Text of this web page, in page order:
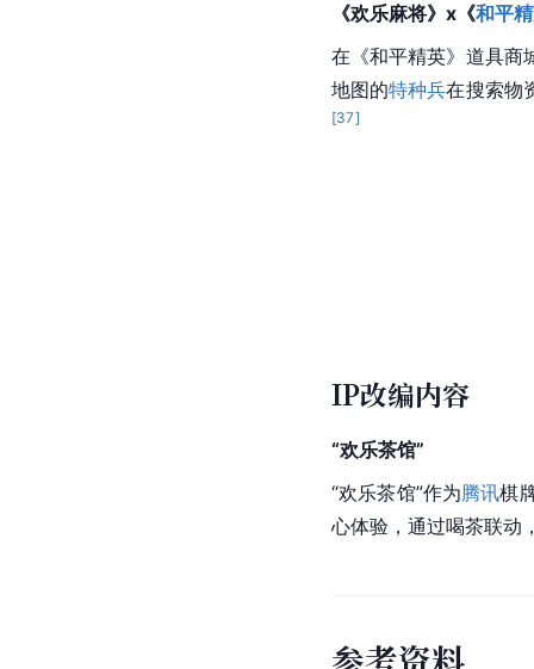
《欢乐麻将》x《和平
在《和平精英》道具商
地图的特种兵在搜索物
[37]
IP改编内容
“欢乐茶馆”
“欢乐茶馆”作为腾讯棋
心体验，通过喝茶联动